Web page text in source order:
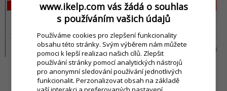
www.ikelp.com vás žádá o souhlas
s používáním vašich údajů
Používáme cookies pro zlepšení funkcionality
obsahu této stránky. Svým výběrem nám můžete
pomoci k lepší realizaci našich cílů. Zlepšit
používání stránky pomocí analytických nástrojů
pro anonymní sledování používání jednotlivých
funkcionalit. Perzonalizovat obsah na základě